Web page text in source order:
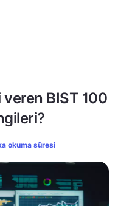
BIST 100
okuma süresi